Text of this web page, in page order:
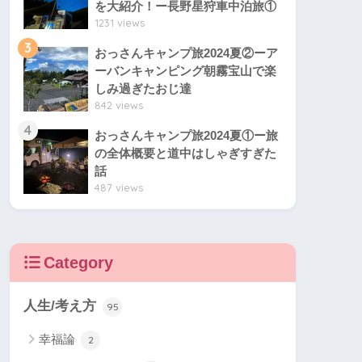
を大紹介！ー長野星狩車中泊旅①
1231 views
3
おっさんキャンプ旅2024夏②ーア
ーバンキャンピング朝霧宝山で楽
しみ過ぎたおじ達
842 views
4
おっさんキャンプ旅2024夏①ー旅
の全体概要と道中はしゃぎすぎた
話
487 views
Category
人生/考え方 95
幸福論 2